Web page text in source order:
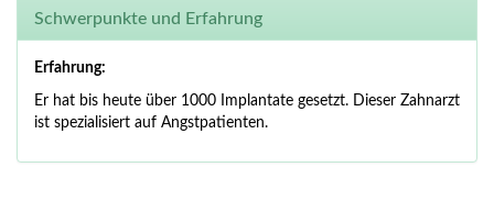
Schwerpunkte und Erfahrung
Erfahrung:
Er hat bis heute über 1000 Implantate gesetzt. Dieser Zahnarzt
ist spezialisiert auf Angstpatienten.